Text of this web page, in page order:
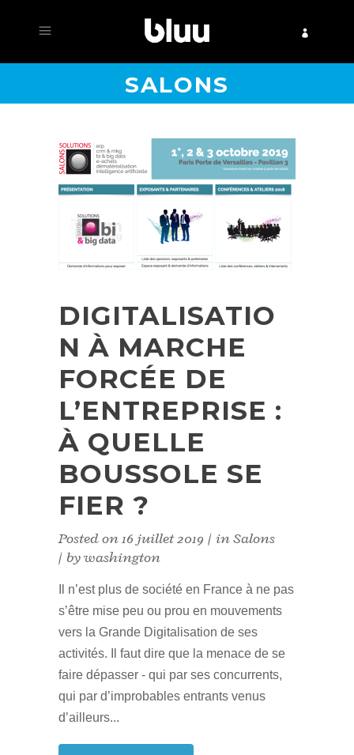
SALONS
DIGITALISATIO
N À MARCHE
FORCÉE DE
L’ENTREPRISE :
À QUELLE
BOUSSOLE SE
FIER ?
Posted on16 juillet 2019 inSalons
bywashington
Il n’est plus de société en France à ne pas
s’être mise peu ou prou en mouvements
vers la Grande Digitalisation de ses
activités. Il faut dire que la menace de se
faire dépasser - qui par ses concurrents,
qui par d’improbables entrants venus
d’ailleurs...